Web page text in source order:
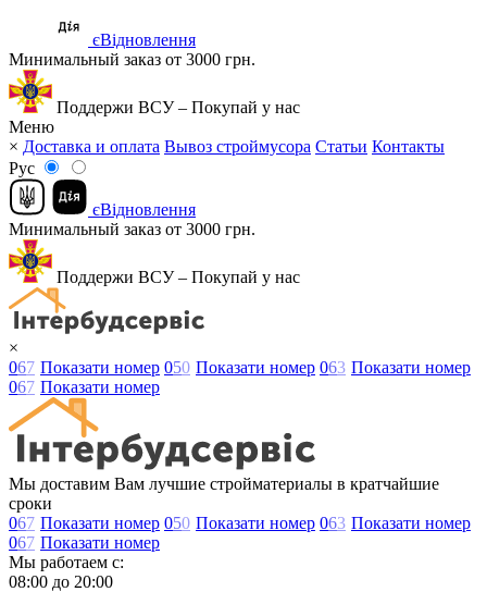
єВідновлення
Минимальный заказ от 3000 грн.
Поддержи ВСУ – Покупай у нас
Меню
× Доставка и оплата Вывоз строймусора Статьи Контакты
Рус
єВідновлення
Минимальный заказ от 3000 грн.
Поддержи ВСУ – Покупай у нас
×
067 Показати номер 050 Показати номер 063 Показати номер
067 Показати номер
Мы доставим Вам лучшие стройматериалы в кратчайшие
сроки
067 Показати номер 050 Показати номер 063 Показати номер
067 Показати номер
Мы работаем с:
08:00 до 20:00